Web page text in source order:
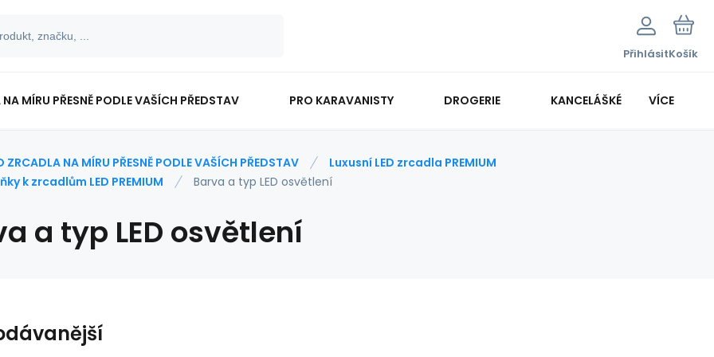
PřihlásitKošík
MÍRU PŘESNĚ PODLE VAŠÍCH PŘEDSTAV PRO KARAVANISTY DROGERIE KANCELÁŠKÉ POTŘEBY
TISKOPISY PRO ŠKOLÁKY
VÍCE
ZRCADLA NA MÍRU PŘESNĚ PODLE VAŠÍCH PŘEDSTAV
Luxusní LED zrcadla PREMIUM
k zrcadlům LED PREMIUM
Barva a typ LED osvětlení
a typ LED osvětlení